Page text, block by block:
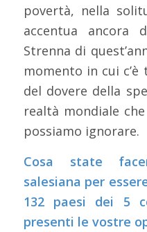
povertà, nella
accentua
Strenna di
momento in cui
del dovere della
realtà mondiale
possiamo ignorare.
Cosa state
salesiana per
132 paesi dei 5
presenti le vostre